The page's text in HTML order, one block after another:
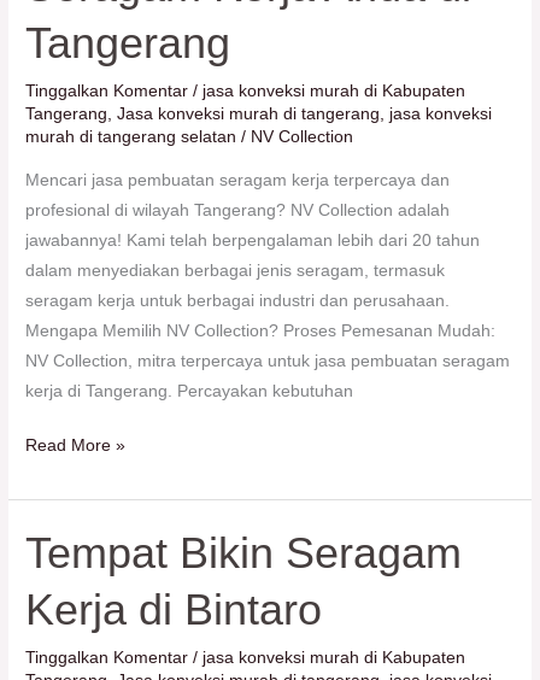
Tangerang
Tinggalkan Komentar / jasa konveksi murah di Kabupaten
Tangerang ,Jasa konveksi murah di tangerang
jasa konveksi
murah di tangerang selatan / NV Collection
Mencari jasa pembuatan seragam kerja terpercaya dan
profesional di wilayah Tangerang? NV Collection adalah
jawabannya! Kami telah berpengalaman lebih dari 20 tahun
dalam menyediakan berbagai jenis seragam, termasuk
seragam kerja untuk berbagai industri dan perusahaan.
Mengapa Memilih NV Collection? Proses Pemesanan Mudah:
NV Collection, mitra terpercaya untuk jasa pembuatan seragam
kerja di Tangerang. Percayakan kebutuhan
Read More »
Tempat Bikin Seragam
Kerja di Bintaro
Tinggalkan Komentar / jasa konveksi murah di Kabupaten
Tempat
Bikin
Seragam
Kerja
di